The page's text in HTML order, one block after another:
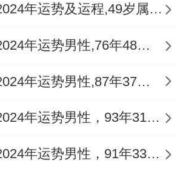
。
衡术聚焦神经为你的养护，
起 可使信息过载引起的偏头
65%。
圆机替代跑步机可减少72%
1975年属兔女2024年运势及运程,49岁属兔人2024全年每月运势女性如何
1976年属龙人2024年运势男性,76年48岁属龙男2024年每月运程怎么样
1987年属兔人2024年运势男性,87年37岁属兔男2024年每月运程怎么样
1993年属鸡人2024年运势男性，93年31岁属鸡男2024年每月运程怎么样
1991年属羊人2024年运势男性，91年33岁属羊男2024年每月运程怎么样